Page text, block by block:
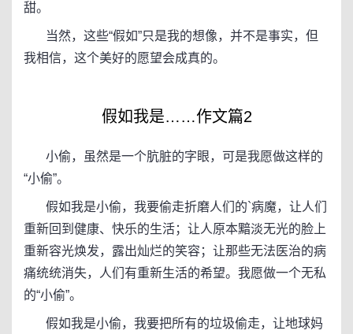
甜。
当然，这些“假如”只是我的想像，并不是事实，但
我相信，这个美好的愿望会成真的。
假如我是……作文篇2
小偷，虽然是一个肮脏的字眼，可是我愿做这样的
“小偷”。
假如我是小偷，我要偷走折磨人们的`病魔，让人们
重新回到健康、快乐的生活；让人原本黯淡无光的脸上
重新容光焕发，露出灿烂的笑容；让那些无法医治的病
痛统统消失，人们有重新生活的希望。我愿做一个无私
的“小偷”。
假如我是小偷，我要把所有的垃圾偷走，让地球妈